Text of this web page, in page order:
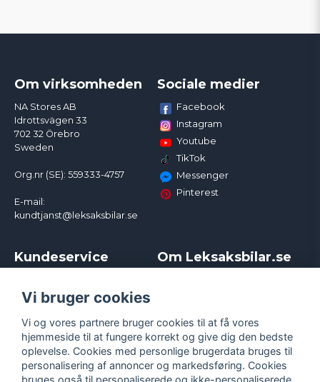
Om virksomheden
NA Stores AB
Idrottsvägen 33
702 32 Örebro
Sweden
Org.nr (SE): 559333-4757
E-mail:
kundtjanst@leksaksbilar.se
Sociale medier
Facebook
Instagram
Youtube
TikTok
Messenger
Pinterest
Kundeservice
Kampagner og rabatter
Reklamation
Policy chase cars
Returnera
Logga in
Om Leksaksbilar.se
Handelsbetingelser
Persondatapolitik
Cookies
Vi bruger cookies
Vi og vores partnere bruger cookies til at få vores
hjemmeside til at fungere korrekt og give dig den bedste
oplevelse. Cookies med personlige brugerdata bruges til
personalisering af annoncer og markedsføring. Cookies
bruges også til personaliserede og ikke-personaliserede